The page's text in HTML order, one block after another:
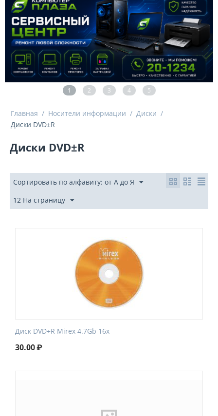
1 2 3 4 5
Главная / Носители информации / Диски /
Диски DVD±R
Диски DVD±R
Сортировать по алфавиту: от А до Я
12 На страницу
Диск DVD+R Mirex 4.7Gb 16x
30.00₽